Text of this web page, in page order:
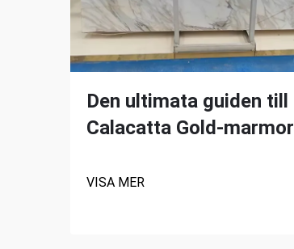
Den ultimata guiden till
Calacatta Gold-marmor
VISA MER